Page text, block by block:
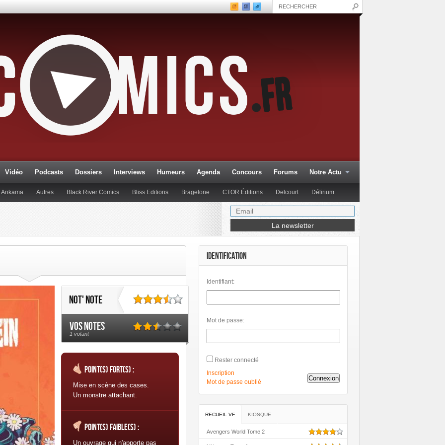
Vidéo Podcasts Dossiers Interviews Humeurs Agenda Concours Forums Notre Actu
Ankama Autres Black River Comics Bliss Editions Bragelone CTOR Éditions Delcourt Délirium
Glénat Glénat Comics
Panini Comics Petit à Petit Phileas Philéas
Not' note
Vos notes
1 votant
Point(s) fort(s) :
Mise en scène des cases.
Un monstre attachant.
Point(s) faible(s) :
Un ouvrage qui n'apporte pas
IDENTIFICATION
Identifiant:
Mot de passe:
Rester connecté
Connexion
Inscription
Mot de passe oublié
RECUEIL VF KIOSQUE
Avengers World Tome 2